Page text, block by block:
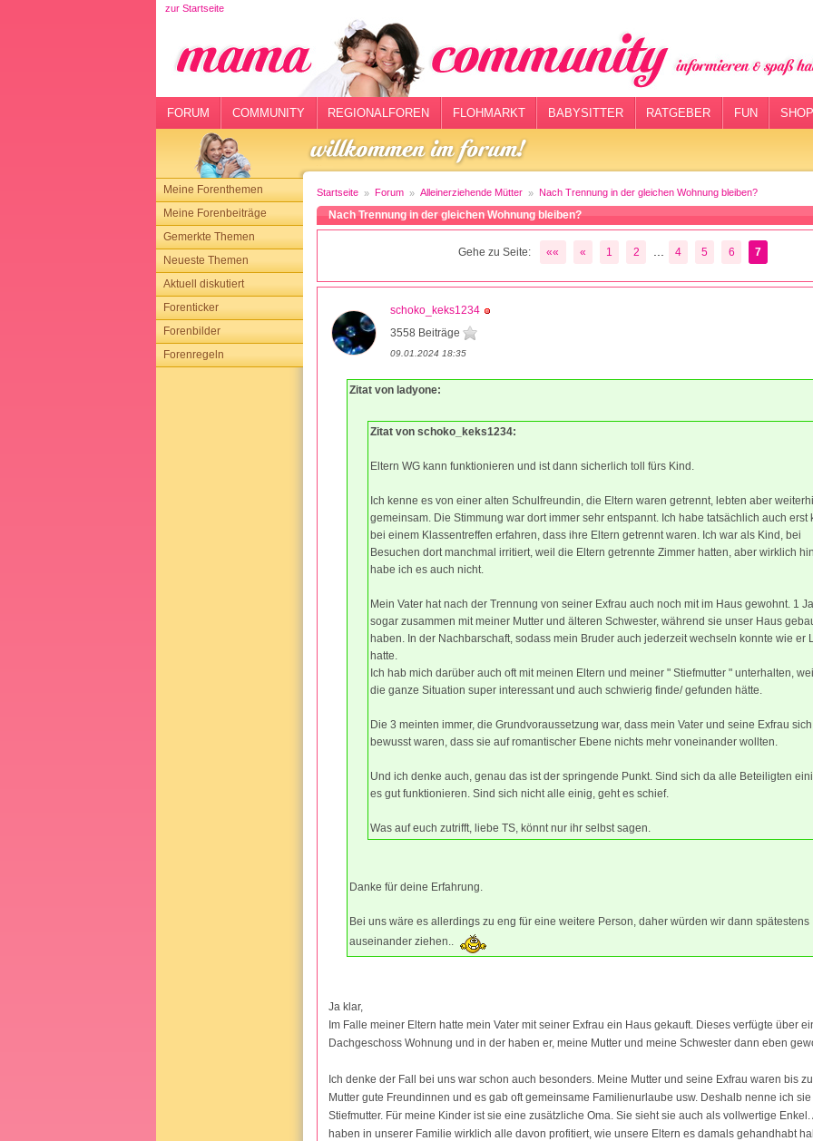
zur Startseite
FORUM COMMUNITY REGIONALFOREN FLOHMARKT BABYSITTER RATGEBER FUN
Meine Forenthemen
Meine Forenbeiträge
Gemerkte Themen
Neueste Themen
Aktuell diskutiert
Forenticker
Forenbilder
Forenregeln
Startseite Forum Alleinerziehende Mütter Nach Trennung in der gleichen Wohnung bleiben?
Nach Trennung in der gleichen Wohnung bleiben?
Gehe zu Seite: «« « 1 2 4 5 6 7
schoko_keks1234
3558 Beiträge
09.01.2024 18:35
Zitat von ladyone:
Zitat von schoko_keks1234:
Eltern WG kann funktionieren und ist dann sicherlich toll fürs Kind.
Ich kenne es von einer alten Schulfreundin, die Eltern waren getrennt, lebten aber
gemeinsam. Die Stimmung war dort immer sehr entspannt. Ich habe tatsächlich auch erst
bei einem Klassentreffen erfahren, dass ihre Eltern getrennt waren. Ich war als Kind, bei
Besuchen dort manchmal irritiert, weil die Eltern getrennte Zimmer hatten, aber wirklich
habe ich es auch nicht.
Mein Vater hat nach der Trennung von seiner Exfrau auch noch mit im Haus gewohnt. 1
sogar zusammen mit meiner Mutter und älteren Schwester, während sie unser Haus
haben. In der Nachbarschaft, sodass mein Bruder auch jederzeit wechseln konnte wie er
hatte.
Ich hab mich darüber auch oft mit meinen Eltern und meiner " Stiefmutter " unterhalten,
die ganze Situation super interessant und auch schwierig finde/ gefunden hätte.
Die 3 meinten immer, die Grundvoraussetzung war, dass mein Vater und seine Exfrau
bewusst waren, dass sie auf romantischer Ebene nichts mehr voneinander wollten.
Und ich denke auch, genau das ist der springende Punkt. Sind sich da alle Beteiligten
es gut funktionieren. Sind sich nicht alle einig, geht es schief.
Was auf euch zutrifft, liebe TS, könnt nur ihr selbst sagen.
Danke für deine Erfahrung.
Bei uns wäre es allerdings zu eng für eine weitere Person, daher würden wir dann spätestens
auseinander ziehen..
Ja klar,
Im Falle meiner Eltern hatte mein Vater mit seiner Exfrau ein Haus gekauft. Dieses verfügte über
Dachgeschoss Wohnung und in der haben er, meine Mutter und meine Schwester dann eben
Ich denke der Fall bei uns war schon auch besonders. Meine Mutter und seine Exfrau waren bis
Mutter gute Freundinnen und es gab oft gemeinsame Familienurlaube usw. Deshalb nenne ich
Stiefmutter. Für meine Kinder ist sie eine zusätzliche Oma. Sie sieht sie auch als vollwertige
haben in unserer Familie wirklich alle davon profitiert, wie unsere Eltern es damals gehandhabt